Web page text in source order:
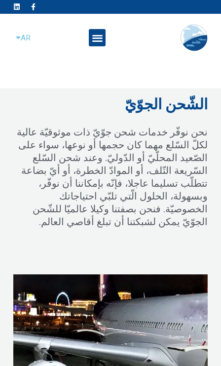
content
F
a
c
o
L
i
n
d Menu
AR
EN
الشّحن الجوّيّ
نحن نوفّر خدمات شحن جوّيّ ذات موثوقيّة عالية
لكلّ السّلع مهما كان حجمها أو نوعها، سواء على
الصّعيد المحلّيّ أو الدّوليّ. وعند شحن السّلع
السّريعة التّلف، أو الموادّ الخطرة، أو أيّ بضاعة
تتطلّب تسليما عاجلا، فإنّه بإمكاننا أن نوفّر،
وبسهولة، الحلول الّتي تلبّي احتياجاتك
الخصوصيّة. فنحن بصفتنا وكيلا عالميّا للشّحن
الجوّيّ يمكن لشبكتنا أن تبلغ أقاصي العالم.